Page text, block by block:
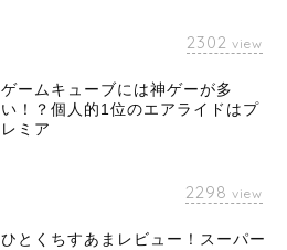
2302 view
ゲームキューブには神ゲーが多
い！？個人的1位のエアライドはプ
レミア
2298 view
ひとくちすあまレビュー！スーパー